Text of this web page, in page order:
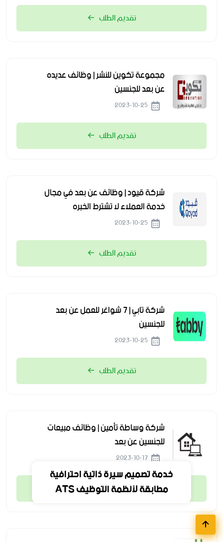
خدمة تصميم سيرة ذاتية احترافية
مطابقة لأنظمة التوظيف ATS
تقديم الطلب
مجموعة تكوين للنشر | وظائف عديده
عن بعد للجنسين
تقديم الطلب
شركة قيود | وظائف عن بعد في مجال
خدمة العملاء لا تشترط الخبره
تقديم الطلب
شركة تابي | 7 شواغر للعمل عن بعد
للجنسين
تقديم الطلب
شركة وساطة تأمين | وظائف مبيعات
للجنسين عن بعد
تقديم الطلب